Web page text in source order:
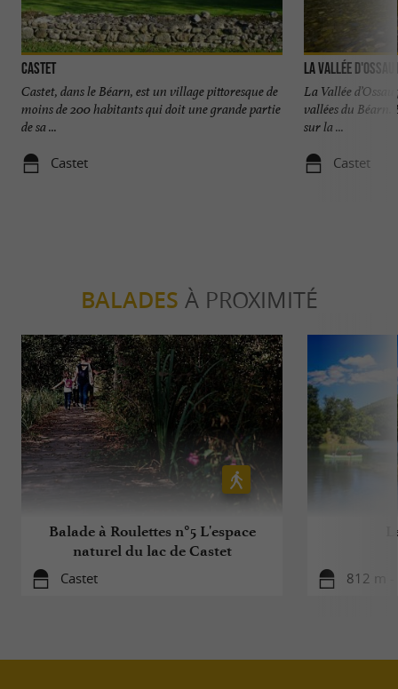
Castet
Castet, dans le Béarn, est un village pittoresque de
moins de 200 habitants qui doit une grande partie
de sa ...
Castet
La Vallée
La Vallée
vallées du Béarn.
sur la ...
Castet
BALADES À PROXIMITÉ
Balade à Roulettes n°5 L'espace
naturel du lac de Castet
Castet 812 m -